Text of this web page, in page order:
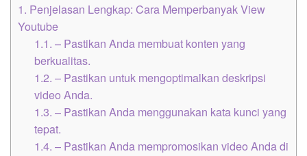
1. Penjelasan Lengkap: Cara Memperbanyak View
Youtube
1.1. – Pastikan Anda membuat konten yang
berkualitas.
1.2. – Pastikan untuk mengoptimalkan deskripsi
video Anda.
1.3. – Pastikan Anda menggunakan kata kunci yang
tepat.
1.4. – Pastikan Anda mempromosikan video Anda di